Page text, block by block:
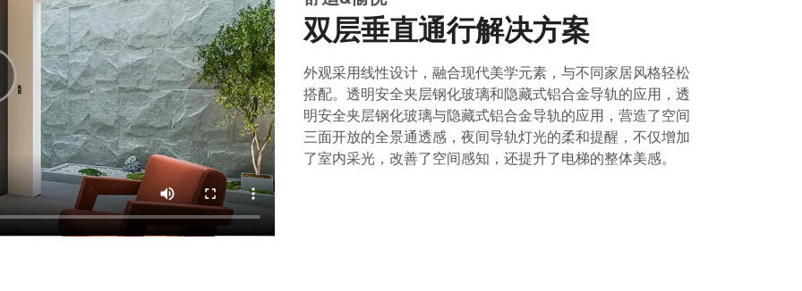
双层垂直通行解决方案
外观采用线性设计，融合现代美学元素，与不同家居风格轻松
搭配。透明安全夹层钢化玻璃和隐藏式铝合金导轨的应用，透
明安全夹层钢化玻璃与隐藏式铝合金导轨的应用，营造了空间
三面开放的全景通透感，夜间导轨灯光的柔和提醒，不仅增加
了室内采光，改善了空间感知，还提升了电梯的整体美感。